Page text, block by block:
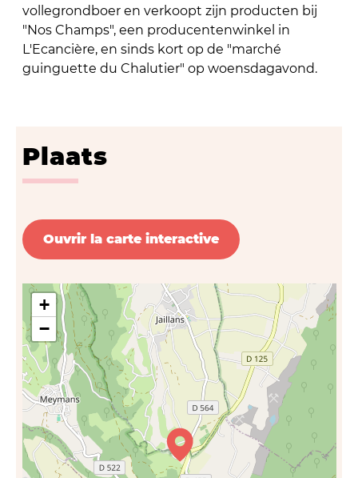
vollegrondboer en verkoopt zijn producten bij
"Nos Champs", een producentenwinkel in
L'Ecancière, en sinds kort op de "marché
guinguette du Chalutier" op woensdagavond.
Plaats
Ouvrir la carte interactive
+
−